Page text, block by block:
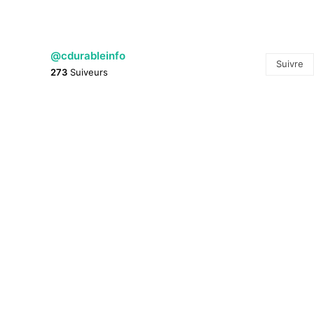
@cdurableinfo
273 Suiveurs
Suivre